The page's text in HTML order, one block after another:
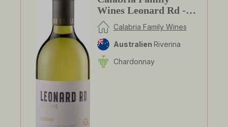
Wines Leonard Rd -
Chardonnay
Calabria Family Wines
Australien Riverina
Chardonnay